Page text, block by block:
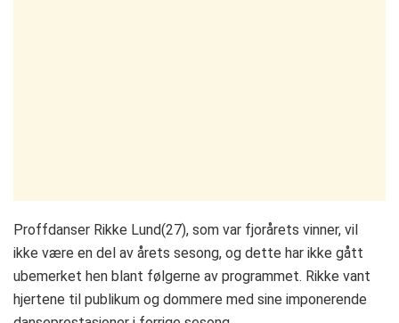
Proffdanser Rikke Lund(27), som var fjorårets vinner, vil
ikke være en del av årets sesong, og dette har ikke gått
ubemerket hen blant følgerne av programmet. Rikke vant
hjertene til publikum og dommere med sine imponerende